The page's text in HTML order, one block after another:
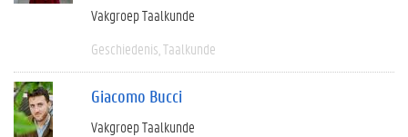
Vakgroep Taalkunde
Geschiedenis Taalkunde
Giacomo Bucci
Vakgroep Taalkunde